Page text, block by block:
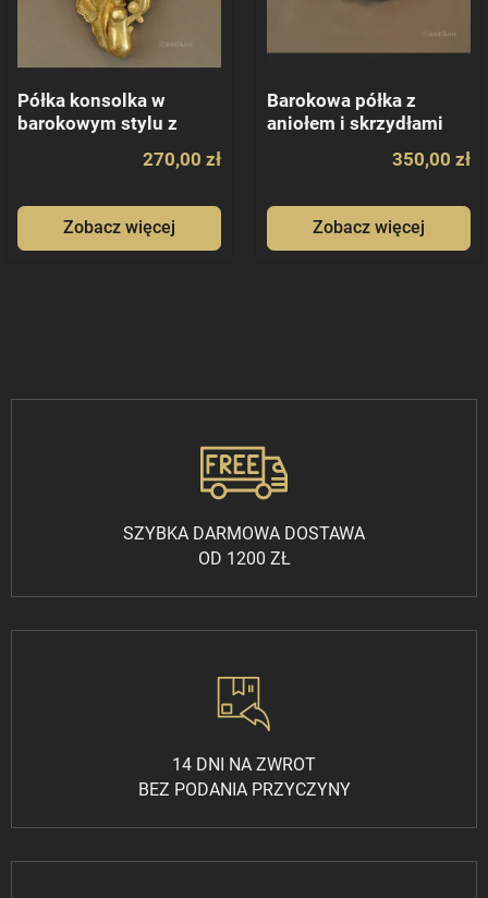
Półka konsolka w
barokowym stylu z
270,00 zł
Zobacz więcej
Barokowa półka z
aniołem i skrzydłami
350,00 zł
Zobacz więcej
SZYBKA DARMOWA DOSTAWA
OD 1200 ZŁ
14 DNI NA ZWROT
BEZ PODANIA PRZYCZYNY